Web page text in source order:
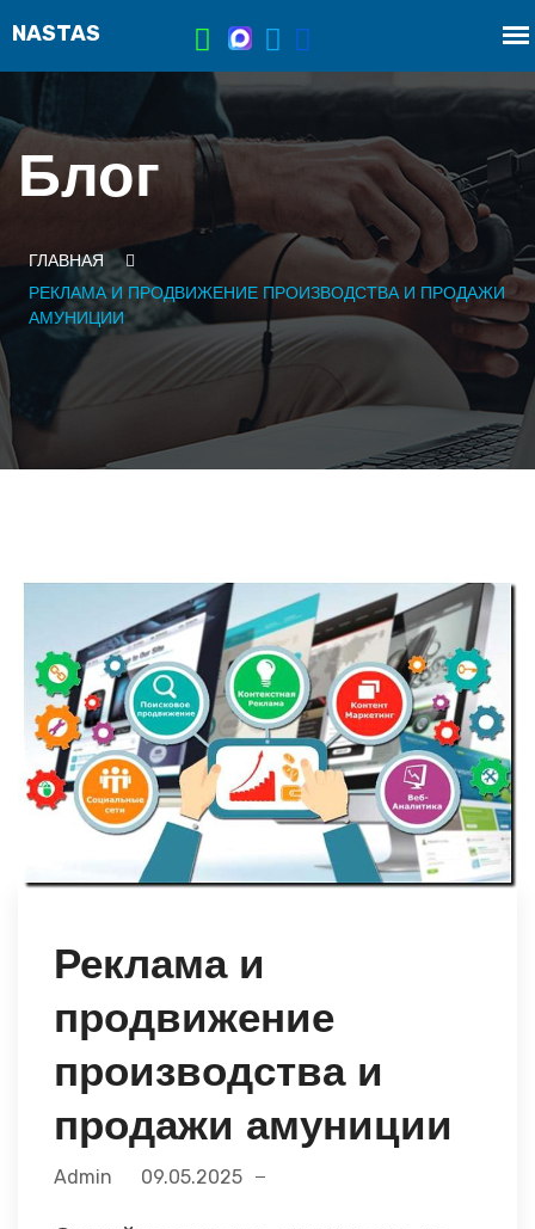
Блог
ГЛАВНАЯ
РЕКЛАМА И ПРОДВИЖЕНИЕ ПРОИЗВОДСТВА И ПРОДАЖИ
АМУНИЦИИ
Реклама и
продвижение
производства и
продажи амуниции
Admin 09.05.2025